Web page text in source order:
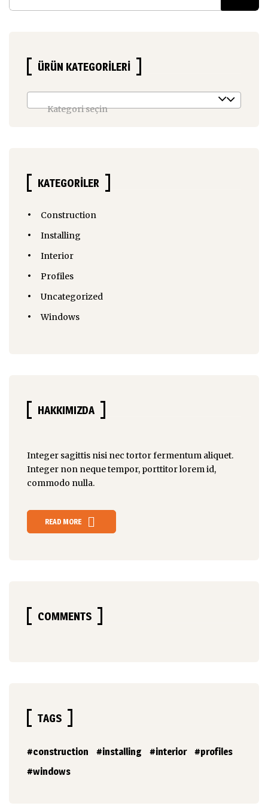
ÜRÜN KATEGORILERI
Kategori seçin
KATEGORILER
Construction
Installing
Interior
Profiles
Uncategorized
Windows
HAKKIMIZDA
Integer sagittis nisi nec tortor fermentum aliquet.
Integer non neque tempor, porttitor lorem id,
commodo nulla.
READ MORE
COMMENTS
TAGS
construction installing interior
profiles
windows